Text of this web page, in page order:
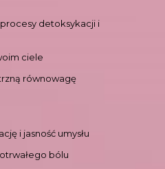
detoksykacji i
ciele
równowagę
i jasność umysłu
bólu